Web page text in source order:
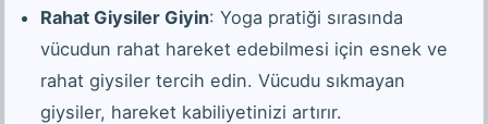
Rahat Giysiler Giyin: Yoga pratiği sırasında
vücudun rahat hareket edebilmesi için esnek ve
rahat giysiler tercih edin. Vücudu sıkmayan
giysiler, hareket kabiliyetinizi artırır.